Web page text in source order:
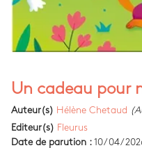
Un cadeau pour
Auteur(s) Hélène Chetaud
Editeur(s) Fleurus
Date de parution : 10/04/